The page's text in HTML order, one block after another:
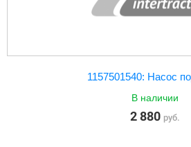
1157501540: Насос
В наличии
2 880 руб.